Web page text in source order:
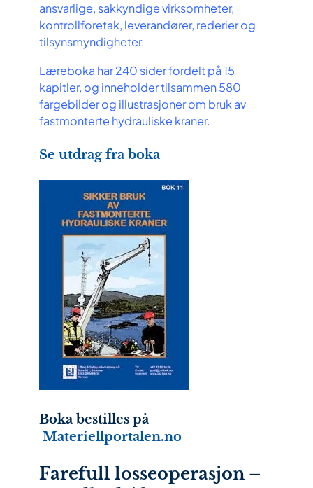
ansvarlige, sakkyndige virksomheter,
kontrollforetak, leverandører, rederier og
tilsynsmyndigheter.
Læreboka har 240 sider fordelt på 15
kapitler, og inneholder tilsammen 580
fargebilder og illustrasjoner om bruk av
fastmonterte hydrauliske kraner.
Se utdrag fra boka
Boka bestilles på
Materiellportalen.no
Farefull losseoperasjon –